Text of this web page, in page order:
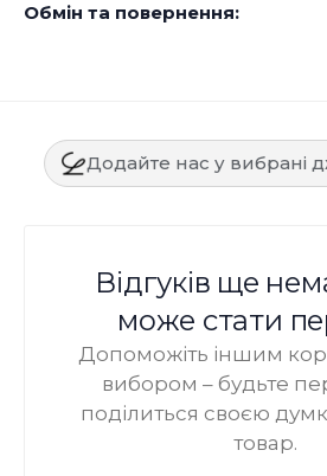
Обмін та повернення:
Додайте нас у вибрані
Відгуків ще
може стати
Допоможіть іншим
вибором – будьте
поділиться своєю
товар.